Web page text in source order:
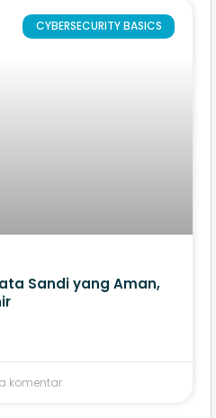
CYBERSECURITY BASICS
Sandi yang Aman,
komentar